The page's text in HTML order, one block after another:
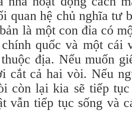
quan hệ chủ nghĩa tư
là một con đỉa có
quốc và một cái
địa. Nếu muốn
cắt cả hai vòi. Nếu
còn lại kia sẽ tiếp
vẫn tiếp tục sống và